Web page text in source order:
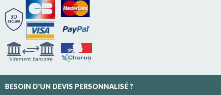
BESOIN D'UN DEVIS PERSONNALISÉ ?